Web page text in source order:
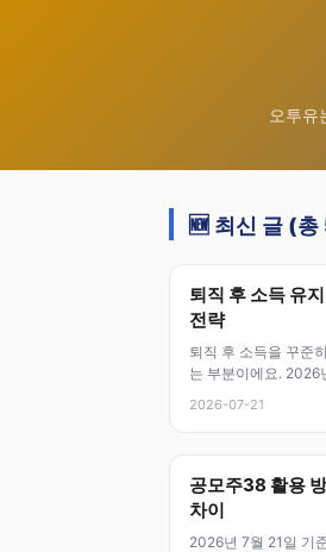
오투유
🆕 최신 글 (
퇴직 후 소득 유
전략
퇴직 후 소득을 꾸준
는 부분이에요. 2026
2026-07-21
공모주38 활용
차이
2026년 7월 21일 기